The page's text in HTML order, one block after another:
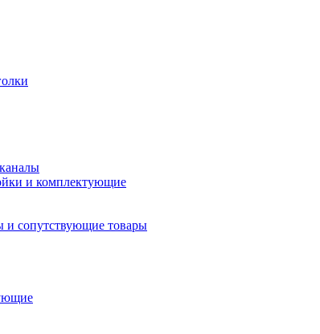
и комплектующие
и сопутствующие товары